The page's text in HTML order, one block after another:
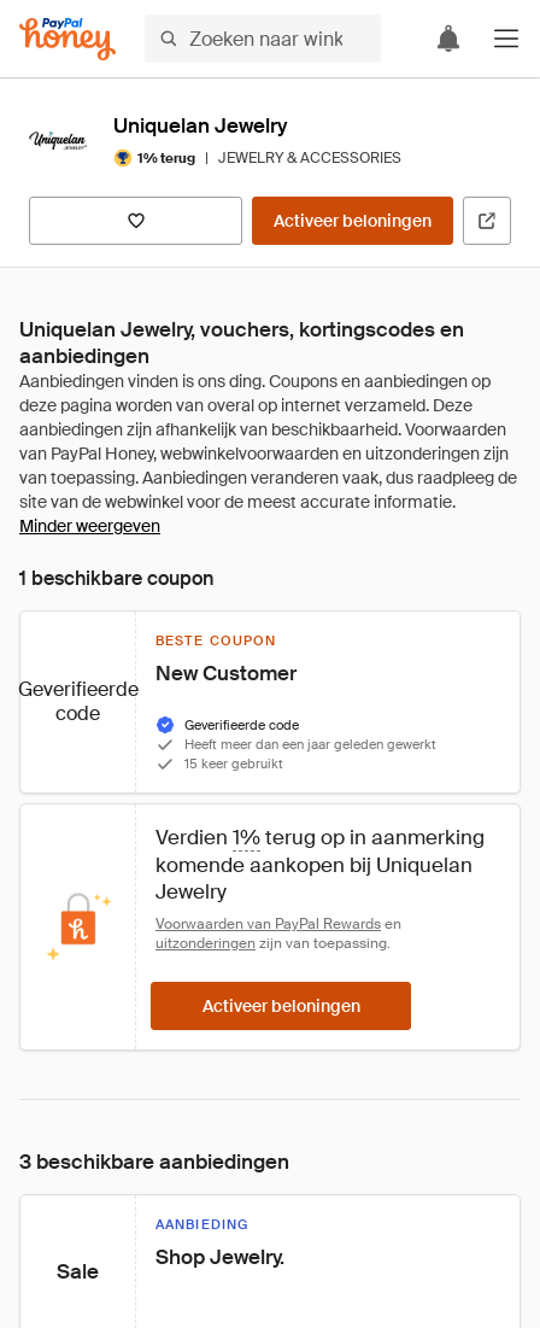
Uniquelan Jewelry
1% terug | JEWELRY & ACCESSORIES
Activeer beloningen
Uniquelan Jewelry, vouchers, kortingscodes en
aanbiedingen
Minder weergeven
1 beschikbare coupon
Geverifieerde
code
BESTE COUPON
New Customer
Geverifieerde code
Heeft meer dan een jaar geleden gewerkt
15 keer gebruikt
Verdien 1% terug op in aanmerking
komende aankopen bij Uniquelan
Jewelry
Voorwaarden van PayPal Rewards en
uitzonderingen zijn van toepassing.
Activeer beloningen
3 beschikbare aanbiedingen
Sale
AANBIEDING
Shop Jewelry.